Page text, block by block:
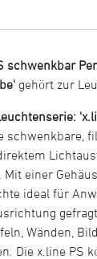
schwenkbar
gehört zur
schwenkbare,
einer
ideal für
Wänden,
Die x.line PS